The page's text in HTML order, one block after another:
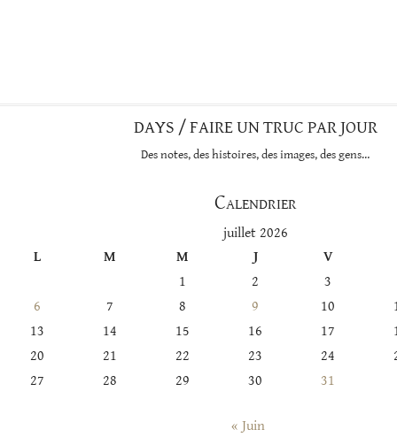
DAYS / FAIRE UN TRUC PAR JOUR
Des notes, des histoires, des images, des gens…
Calendrier
juillet 2026
L
M M J
V
1
2
3
6
7 8 9 10
13
14 15 16 17
20
21 22 23 24
27
28 29 30 31
« Juin